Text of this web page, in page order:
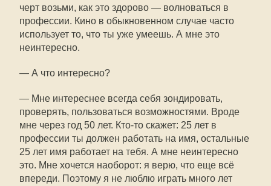
черт возьми, как это здорово — волноваться в
профессии. Кино в обыкновенном случае часто
использует то, что ты уже умеешь. А мне это
неинтересно.
— А что интересно?
— Мне интереснее всегда себя зондировать,
проверять, пользоваться возможностями. Вроде
мне через год 50 лет. Кто-то скажет: 25 лет в
профессии ты должен работать на имя, остальные
25 лет имя работает на тебя. А мне неинтересно
это. Мне хочется наоборот: я верю, что еще всё
впереди. Поэтому я не люблю играть много лет